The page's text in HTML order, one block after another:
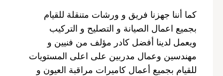
كما أننا جهزنا فريق و ورشات متنقلة للقيام
بجميع اعمال الصيانة و التصليح و التركيب
ويعمل لدينا أفضل كادر مؤلف من فنيين و
مهندسين وعمال مدربين على اعلى المستويات
للقيام بجميع أعمال كاميرات مراقبة العيون و